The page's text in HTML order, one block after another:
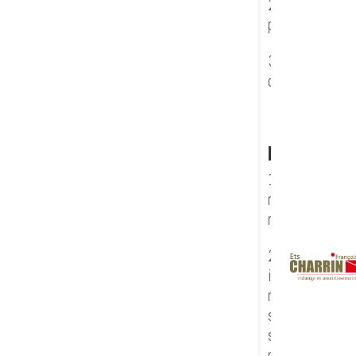
2. Toute
préalable de
3. Toute
constituerait
Liens
1. Les liens
réseau
2. CHARRIN
interdit à
rappelons
susceptible
site et à son